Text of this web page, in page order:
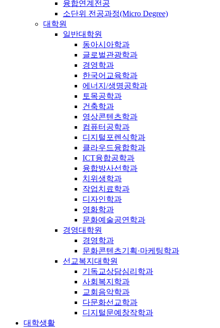
융합연계전공
소단위 전공과정(Micro Degree)
대학원
일반대학원
동아시아학과
글로벌관광학과
경영학과
한국어교육학과
에너지/생명공학과
토목공학과
건축학과
영상콘텐츠학과
컴퓨터공학과
디지털포렌식학과
클라우드융합학과
ICT융합공학과
융합방사선학과
치위생학과
작업치료학과
디자인학과
영화학과
문화예술공연학과
경영대학원
경영학과
문화콘텐츠기획·마케팅학과
선교복지대학원
기독교상담심리학과
사회복지학과
교회음악학과
다문화선교학과
디지털문예창작학과
대학생활